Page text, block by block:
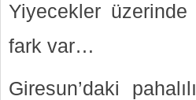
Yiyecekler üzerinde
fark var…
Giresun’daki